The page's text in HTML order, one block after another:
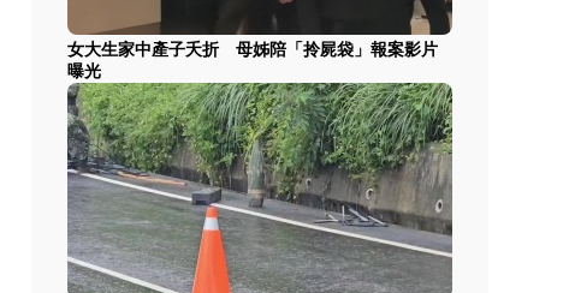
女大生家中產子夭折 母姊陪「拎屍袋」報案影片
曝光